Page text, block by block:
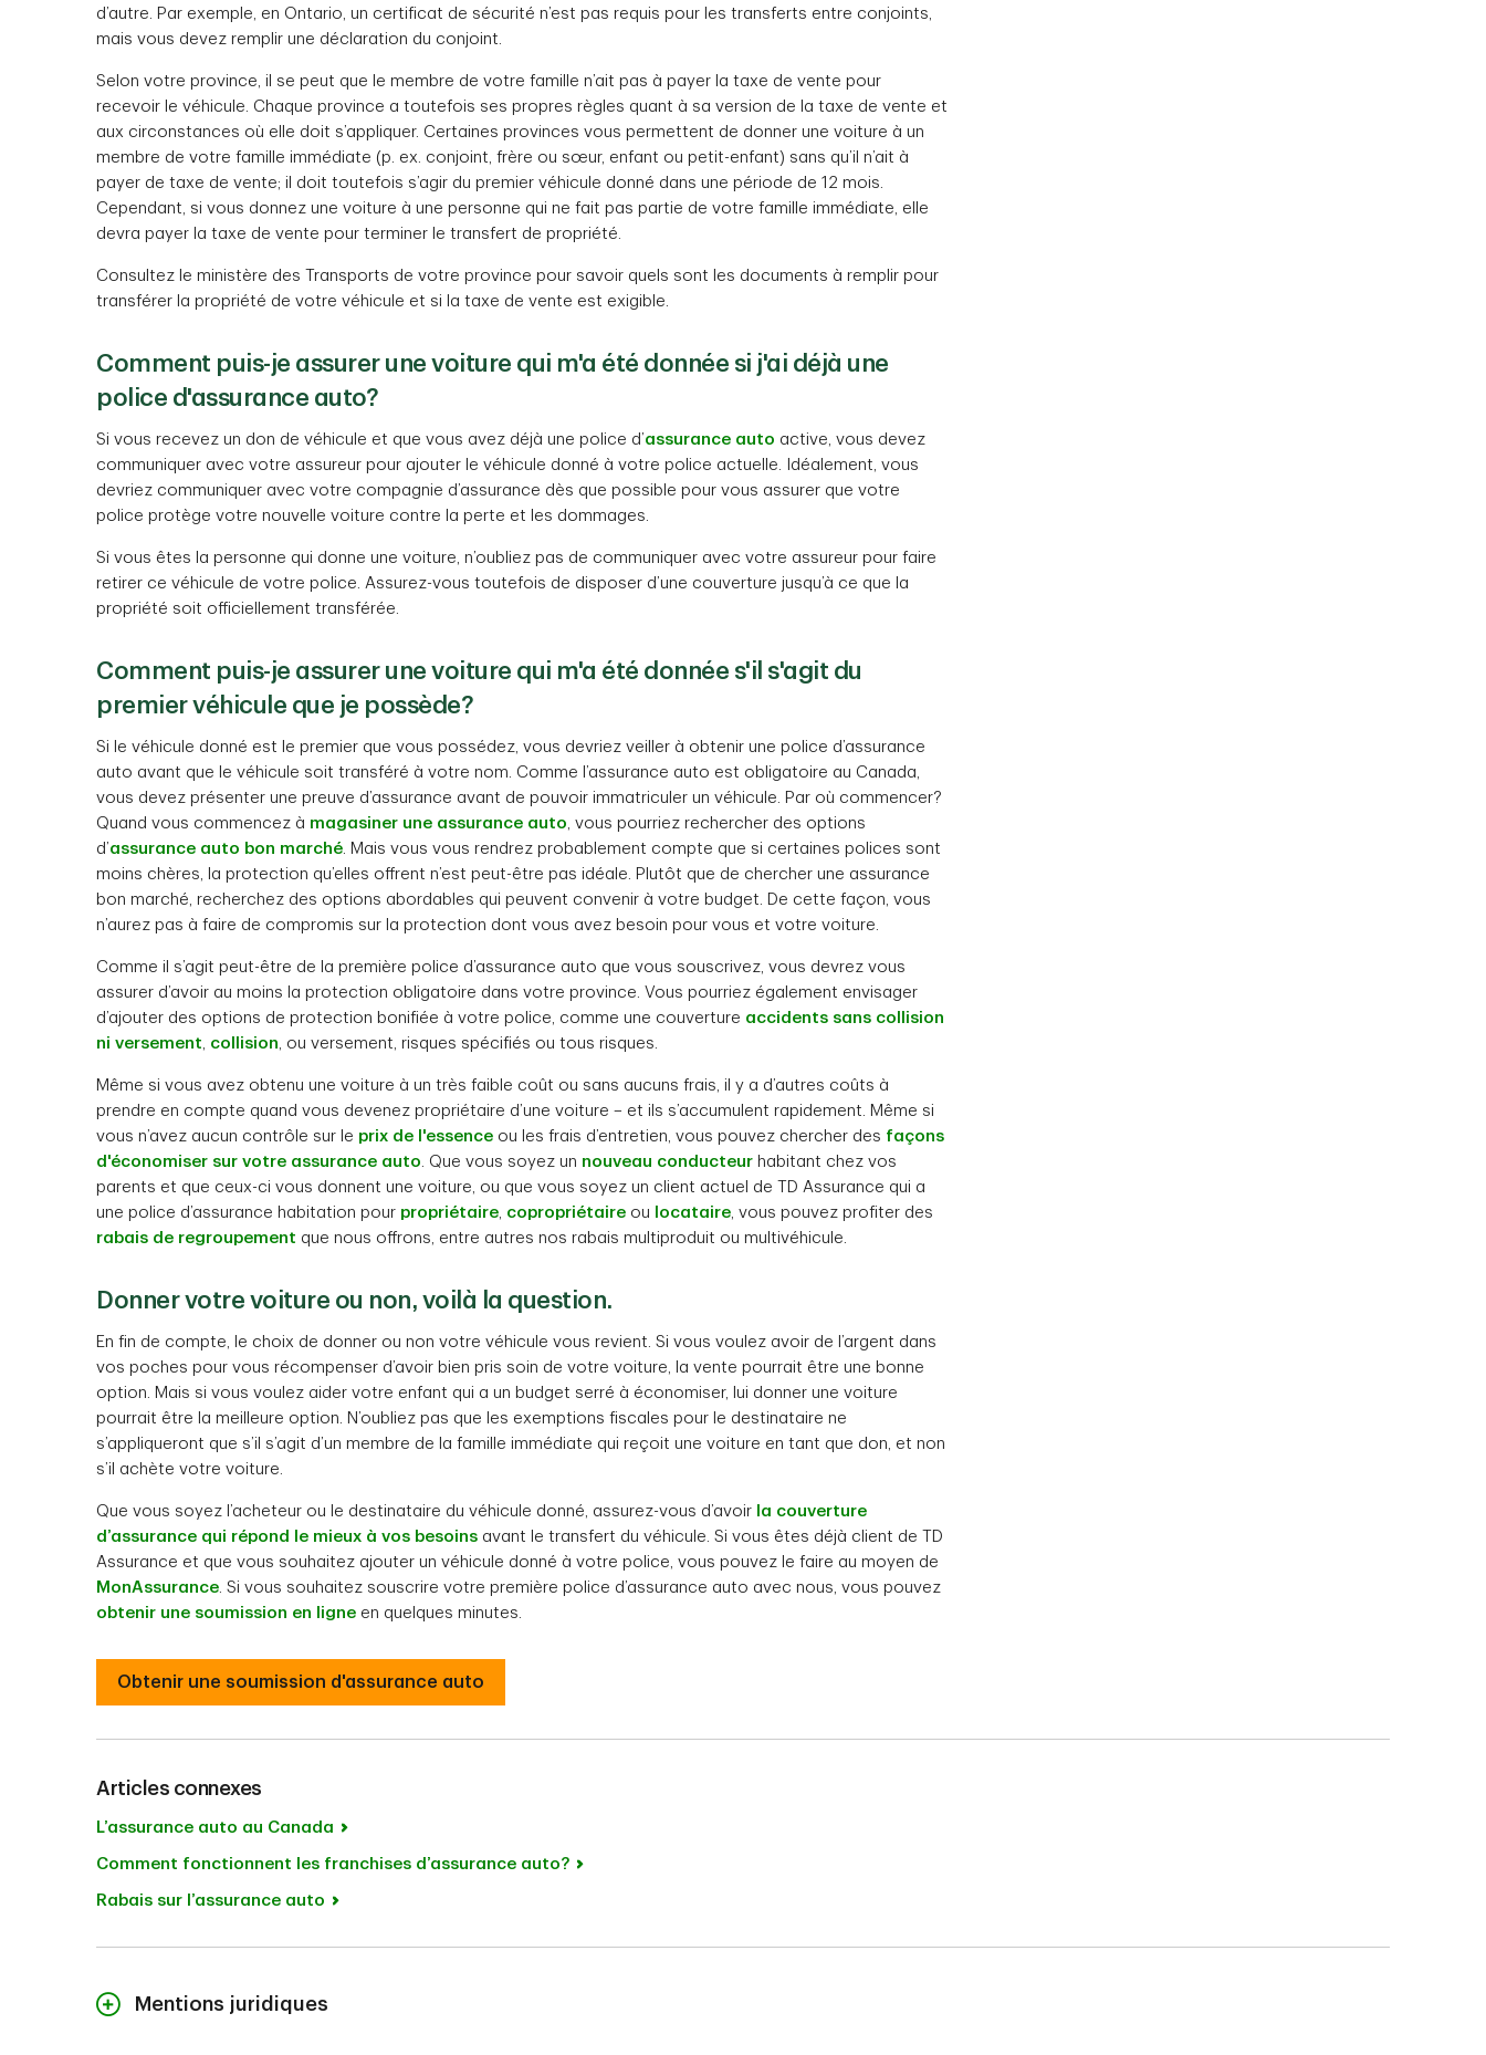
d’autre. Par exemple, en Ontario, un certificat de sécurité n’est pas requis pour les transferts entre conjoints,
mais vous devez remplir une déclaration du conjoint.
Selon votre province, il se peut que le membre de votre famille n’ait pas à payer la taxe de vente pour
recevoir le véhicule. Chaque province a toutefois ses propres règles quant à sa version de la taxe de vente et
aux circonstances où elle doit s’appliquer. Certaines provinces vous permettent de donner une voiture à un
membre de votre famille immédiate (p. ex. conjoint, frère ou sœur, enfant ou petit-enfant) sans qu’il n’ait à
payer de taxe de vente; il doit toutefois s’agir du premier véhicule donné dans une période de 12 mois.
Cependant, si vous donnez une voiture à une personne qui ne fait pas partie de votre famille immédiate, elle
devra payer la taxe de vente pour terminer le transfert de propriété.
Consultez le ministère des Transports de votre province pour savoir quels sont les documents à remplir pour
transférer la propriété de votre véhicule et si la taxe de vente est exigible.
Comment puis-je assurer une voiture qui m'a été donnée si j'ai déjà une
police d'assurance auto?
Si vous recevez un don de véhicule et que vous avez déjà une police d’assurance auto active, vous devez
communiquer avec votre assureur pour ajouter le véhicule donné à votre police actuelle. Idéalement, vous
devriez communiquer avec votre compagnie d’assurance dès que possible pour vous assurer que votre
police protège votre nouvelle voiture contre la perte et les dommages.
Si vous êtes la personne qui donne une voiture, n’oubliez pas de communiquer avec votre assureur pour faire
retirer ce véhicule de votre police. Assurez-vous toutefois de disposer d’une couverture jusqu’à ce que la
propriété soit officiellement transférée.
Comment puis-je assurer une voiture qui m'a été donnée s'il s'agit du
premier véhicule que je possède?
Si le véhicule donné est le premier que vous possédez, vous devriez veiller à obtenir une police d’assurance
auto avant que le véhicule soit transféré à votre nom. Comme l’assurance auto est obligatoire au Canada,
vous devez présenter une preuve d’assurance avant de pouvoir immatriculer un véhicule. Par où commencer?
Quand vous commencez à magasiner une assurance auto, vous pourriez rechercher des options
d’assurance auto bon marché. Mais vous vous rendrez probablement compte que si certaines polices sont
moins chères, la protection qu’elles offrent n’est peut-être pas idéale. Plutôt que de chercher une assurance
bon marché, recherchez des options abordables qui peuvent convenir à votre budget. De cette façon, vous
n’aurez pas à faire de compromis sur la protection dont vous avez besoin pour vous et votre voiture.
Comme il s’agit peut-être de la première police d’assurance auto que vous souscrivez, vous devrez vous
assurer d’avoir au moins la protection obligatoire dans votre province. Vous pourriez également envisager
d’ajouter des options de protection bonifiée à votre police, comme une couverture accidents sans collision
ni versement, collision, ou versement, risques spécifiés ou tous risques.
Même si vous avez obtenu une voiture à un très faible coût ou sans aucuns frais, il y a d’autres coûts à
prendre en compte quand vous devenez propriétaire d’une voiture – et ils s’accumulent rapidement. Même si
vous n’avez aucun contrôle sur le prix de l'essence ou les frais d’entretien, vous pouvez chercher des façons
d'économiser sur votre assurance auto. Que vous soyez un nouveau conducteur habitant chez vos
parents et que ceux-ci vous donnent une voiture, ou que vous soyez un client actuel de TD Assurance qui a
une police d’assurance habitation pour propriétaire, copropriétaire ou locataire, vous pouvez profiter des
rabais de regroupement que nous offrons, entre autres nos rabais multiproduit ou multivéhicule.
Donner votre voiture ou non, voilà la question.
En fin de compte, le choix de donner ou non votre véhicule vous revient. Si vous voulez avoir de l’argent dans
vos poches pour vous récompenser d’avoir bien pris soin de votre voiture, la vente pourrait être une bonne
option. Mais si vous voulez aider votre enfant qui a un budget serré à économiser, lui donner une voiture
pourrait être la meilleure option. N’oubliez pas que les exemptions fiscales pour le destinataire ne
s’appliqueront que s’il s’agit d’un membre de la famille immédiate qui reçoit une voiture en tant que don, et non
s’il achète votre voiture.
Que vous soyez l’acheteur ou le destinataire du véhicule donné, assurez-vous d’avoir la couverture
d’assurance qui répond le mieux à vos besoins avant le transfert du véhicule. Si vous êtes déjà client de TD
Assurance et que vous souhaitez ajouter un véhicule donné à votre police, vous pouvez le faire au moyen de
MonAssurance. Si vous souhaitez souscrire votre première police d’assurance auto avec nous, vous pouvez
obtenir une soumission en ligne en quelques minutes.
Obtenir une soumission d'assurance auto
Articles connexes
L’assurance auto au Canada
Comment fonctionnent les franchises d’assurance auto?
Rabais sur l’assurance auto
Mentions juridiques